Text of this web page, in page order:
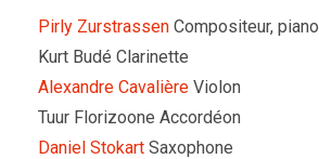
Pirly Zurstrassen Compositeur, piano
Kurt Budé Clarinette
Alexandre Cavalière Violon
Tuur Florizoone Accordéon
Daniel Stokart Saxophone